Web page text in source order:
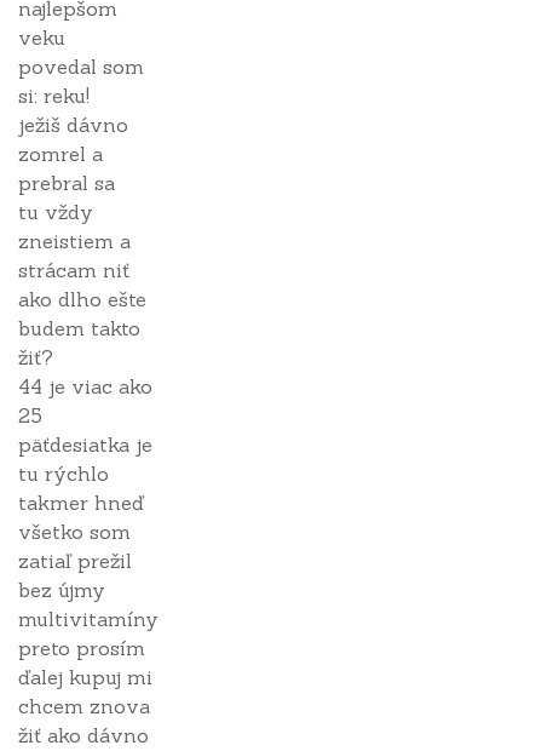
najlepšom
veku
povedal som
si: reku!
ježiš dávno
zomrel a
prebral sa
tu vždy
zneistiem a
strácam niť
ako dlho ešte
budem takto
žiť?
44 je viac ako
25
päťdesiatka je
tu rýchlo
takmer hneď
všetko som
zatiaľ prežil
bez újmy
multivitamíny
preto prosím
ďalej kupuj mi
chcem znova
žiť ako dávno